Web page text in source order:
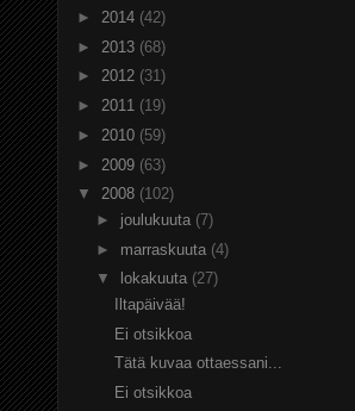
► 2014 (42)
► 2013 (68)
► 2012 (31)
► 2011 (19)
► 2010 (59)
► 2009 (63)
▼ 2008 (102)
► joulukuuta (7)
► marraskuuta (4)
▼
lokakuuta (27)
Iltapäivää!
Ei otsikkoa
Tätä kuvaa ottaessani...
Ei otsikkoa